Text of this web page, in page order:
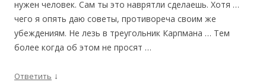
нужен человек. Сам ты это наврятли сделаешь. Хотя …
чего я опять даю советы, противореча своим же
убеждениям. Не лезь в треугольник Карпмана … Тем
более когда об этом не просят …
Ответить ↓